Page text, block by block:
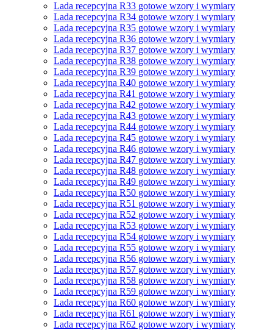
Lada recepcyjna R33 gotowe wzory i wymiary
Lada recepcyjna R34 gotowe wzory i wymiary
Lada recepcyjna R35 gotowe wzory i wymiary
Lada recepcyjna R36 gotowe wzory i wymiary
Lada recepcyjna R37 gotowe wzory i wymiary
Lada recepcyjna R38 gotowe wzory i wymiary
Lada recepcyjna R39 gotowe wzory i wymiary
Lada recepcyjna R40 gotowe wzory i wymiary
Lada recepcyjna R41 gotowe wzory i wymiary
Lada recepcyjna R42 gotowe wzory i wymiary
Lada recepcyjna R43 gotowe wzory i wymiary
Lada recepcyjna R44 gotowe wzory i wymiary
Lada recepcyjna R45 gotowe wzory i wymiary
Lada recepcyjna R46 gotowe wzory i wymiary
Lada recepcyjna R47 gotowe wzory i wymiary
Lada recepcyjna R48 gotowe wzory i wymiary
Lada recepcyjna R49 gotowe wzory i wymiary
Lada recepcyjna R50 gotowe wzory i wymiary
Lada recepcyjna R51 gotowe wzory i wymiary
Lada recepcyjna R52 gotowe wzory i wymiary
Lada recepcyjna R53 gotowe wzory i wymiary
Lada recepcyjna R54 gotowe wzory i wymiary
Lada recepcyjna R55 gotowe wzory i wymiary
Lada recepcyjna R56 gotowe wzory i wymiary
Lada recepcyjna R57 gotowe wzory i wymiary
Lada recepcyjna R58 gotowe wzory i wymiary
Lada recepcyjna R59 gotowe wzory i wymiary
Lada recepcyjna R60 gotowe wzory i wymiary
Lada recepcyjna R61 gotowe wzory i wymiary
Lada recepcyjna R62 gotowe wzory i wymiary